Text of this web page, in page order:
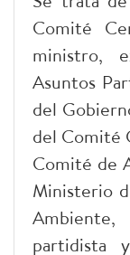
Comité
ministro,
Asuntos
del
del Comité
Comité de
Ministerio
partidista